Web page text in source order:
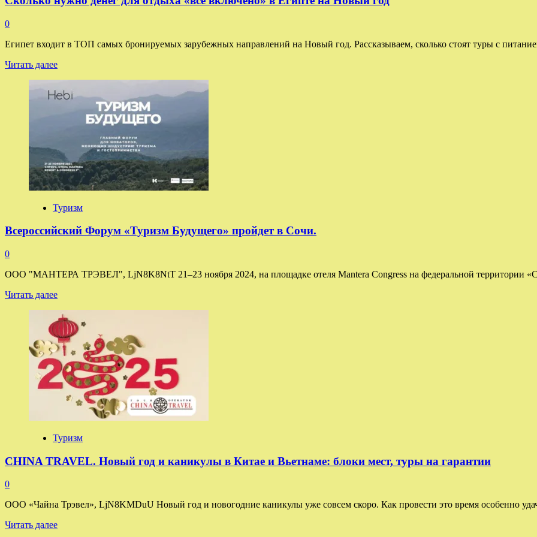
0
Египет входит в ТОП самых бронируемых зарубежных направлений на Новый год. Рассказываем, сколько стоят туры с
Читать далееПрочитать
Сколько
«все
включено»
в
Египте
на
Новый
год
Туризм
Всероссийский Форум «Туризм Будущего» пройдет в Сочи.
0
ООО "МАНТЕРА ТРЭВЕЛ", LjN8K8NtT 21–23 ноября 2024, на площадке отеля Mantera Congress на федеральной территории
Читать далееПрочитать
о
Всероссийский
Форум
«Туризм
Будущего»
пройдет
в
Сочи.
Туризм
CHINA TRAVEL. Новый год и каникулы в Китае и Вьетнаме: блоки мест, туры на гарантии
0
ООО «Чайна Трэвел», LjN8KMDuU Новый год и новогодние каникулы уже совсем скоро. Как провести это время особенно
Читать далееПрочитать